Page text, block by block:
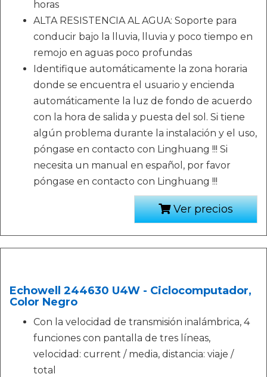
horas
ALTA RESISTENCIA AL AGUA: Soporte para
conducir bajo la lluvia, lluvia y poco tiempo en
remojo en aguas poco profundas
Identifique automáticamente la zona horaria
donde se encuentra el usuario y encienda
automáticamente la luz de fondo de acuerdo
con la hora de salida y puesta del sol. Si tiene
algún problema durante la instalación y el uso,
póngase en contacto con Linghuang !!! Si
necesita un manual en español, por favor
póngase en contacto con Linghuang !!!
Ver precios
Echowell 244630 U4W - Ciclocomputador,
Color Negro
Con la velocidad de transmisión inalámbrica, 4
funciones con pantalla de tres líneas,
velocidad: current / media, distancia: viaje /
total